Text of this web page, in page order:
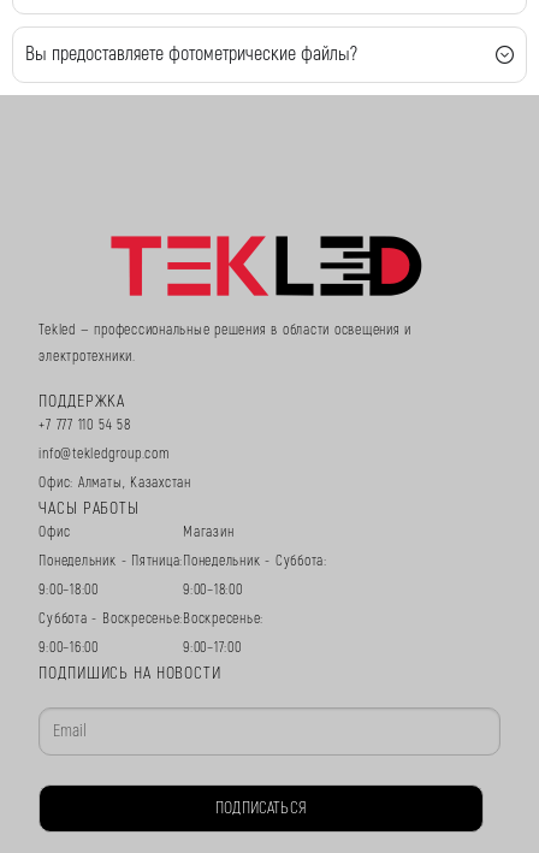
Вы предоставляете фотометрические файлы?
Tekled — профессиональные решения в области освещения и
электротехники.
ПОДДЕРЖКА
+7 777 110 54 58
info@tekledgroup.com
Офис: Алматы, Казахстан
ЧАСЫ РАБОТЫ
Офис
Понедельник - Пятница:
9:00–18:00
Суббота - Воскресенье:
9:00–16:00
Магазин
Понедельник - Суббота:
9:00–18:00
Воскресенье:
9:00–17:00
ПОДПИШИСЬ НА НОВОСТИ
ПОДПИСАТЬСЯ